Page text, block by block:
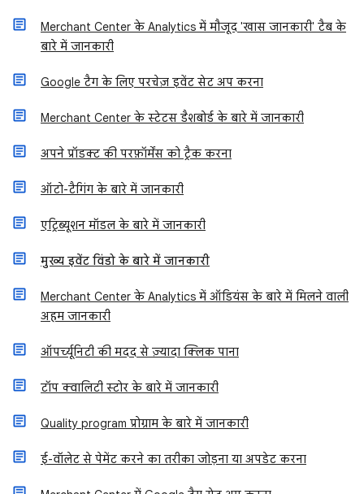
Merchant Center के Analytics में मौजूद 'खास जानकारी' टैब के
बारे में जानकारी
Google टैग के लिए परचेज़ इवेंट सेट अप करना
Merchant Center के स्टेटस डैशबोर्ड के बारे में जानकारी
अपने प्रॉडक्ट की परफ़ॉर्मेंस को ट्रैक करना
ऑटो-टैगिंग के बारे में जानकारी
एट्रिब्यूशन मॉडल के बारे में जानकारी
मुख्य इवेंट विंडो के बारे में जानकारी
Merchant Center के Analytics में ऑडियंस के बारे में मिलने वाली
अहम जानकारी
ऑपर्च्यूनिटी की मदद से ज़्यादा क्लिक पाना
टॉप क्वालिटी स्टोर के बारे में जानकारी
Quality program प्रोग्राम के बारे में जानकारी
ई-वॉलेट से पेमेंट करने का तरीका जोड़ना या अपडेट करना